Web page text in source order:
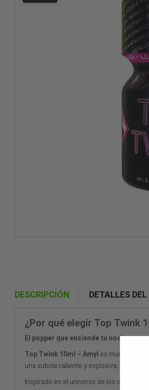
DESCRIPCIÓN DETALLES
¿Por qué elegir Top Twink
El popper que enciende tu noche
Top Twink 10ml – Amyl es mucho más
una subida caliente y explosiva, ideal
Inspirado en el universo de los clubes y